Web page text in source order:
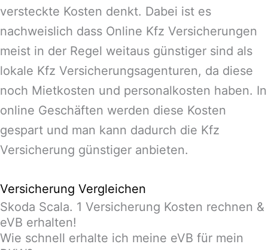
versteckte Kosten denkt. Dabei ist es
nachweislich dass Online Kfz Versicherungen
meist in der Regel weitaus günstiger sind als
lokale Kfz Versicherungsagenturen, da diese
noch Mietkosten und personalkosten haben. In
online Geschäften werden diese Kosten
gespart und man kann dadurch die Kfz
Versicherung günstiger anbieten.
Versicherung Vergleichen
Skoda Scala. 1 Versicherung Kosten rechnen &
eVB erhalten!
Wie schnell erhalte ich meine eVB für mein